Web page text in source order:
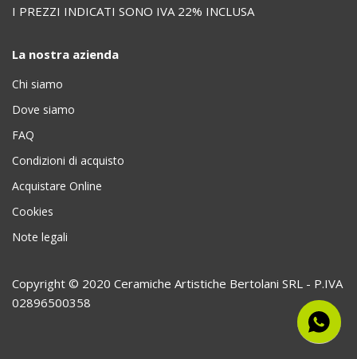
I PREZZI INDICATI SONO IVA 22% INCLUSA
La nostra azienda
Chi siamo
Dove siamo
FAQ
Condizioni di acquisto
Acquistare Online
Cookies
Note legali
Copyright © 2020 Ceramiche Artistiche Bertolani SRL - P.IVA
02896500358